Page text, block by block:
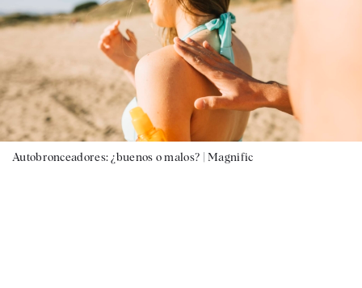
Autobronceadores: ¿buenos o malos? |Magnific